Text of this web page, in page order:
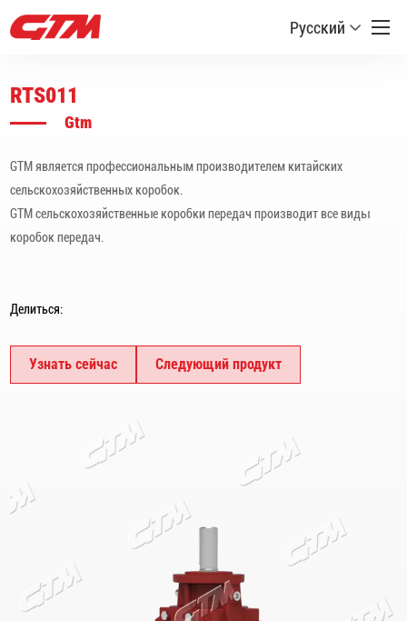
Русский
RTS011
Gtm
GTM является профессиональным производителем китайских
сельскохозяйственных коробок.
GTM сельскохозяйственные коробки передач производит все виды
коробок передач.
Делиться:
Узнать сейчас Следующий продукт